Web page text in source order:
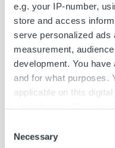
e.g. your IP-number,
store and access
serve personalized ads
measurement,
development. You
and for what purposes.
applicable on this
your choices. You can
the Privacy trigger icon.
Selection
Necessary
Om Ropo Capital
Ropo Capital erbjuder
tjänster, dvs. allt från
till påminnelser och
egenutvecklad teknik
extraordinära
oslagbar
våra klienter och deras